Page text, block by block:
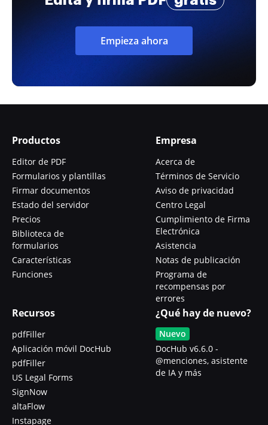
Empieza ahora
Productos
Editor de PDF
Formularios y plantillas
Firmar documentos
Estado del servidor
Precios
Biblioteca de
formularios
Características
Funciones
Empresa
Acerca de
Términos de Servicio
Aviso de privacidad
Centro Legal
Cumplimiento de Firma
Electrónica
Asistencia
Notas de publicación
Programa de
recompensas por
errores
Recursos
pdfFiller
Aplicación móvil DocHub
pdfFiller
US Legal Forms
SignNow
altaFlow
Instapage
¿Qué hay de nuevo?
Nuevo
DocHub v6.6.0 -
@menciones, asistente
de IA y más